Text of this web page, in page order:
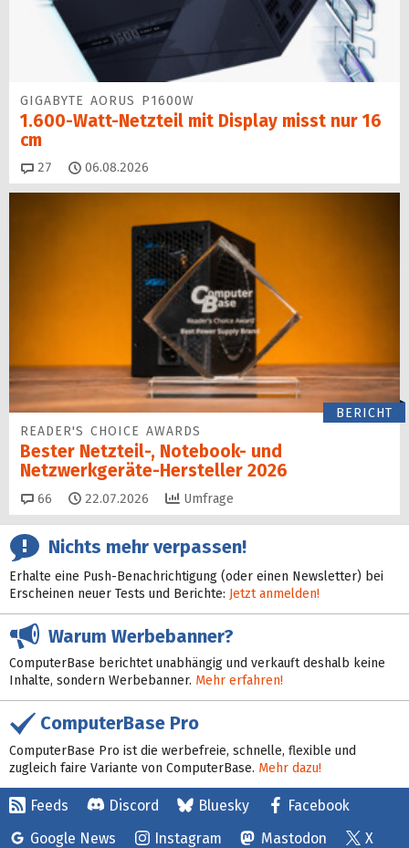
GIGABYTE AORUS P1600W
1.600-Watt-Netzteil mit Display misst nur 16
cm
27 Kommentare
06.08.2026
BERICHT
READER'S CHOICE AWARDS
Bester Netzteil-, Notebook- und
Netzwerkgeräte-Hersteller 2026
66 Kommentare
22.07.2026 Umfrage
Nichts mehr verpassen!
Erhalte eine Push-Benachrichtigung (oder einen Newsletter) bei
Erscheinen neuer Tests und Berichte: Jetzt anmelden!
Warum Werbebanner?
ComputerBase berichtet unabhängig und verkauft deshalb keine
Inhalte, sondern Werbebanner. Mehr erfahren!
ComputerBase Pro
ComputerBase Pro ist die werbefreie, schnelle, flexible und
zugleich faire Variante von ComputerBase. Mehr dazu!
Feeds Discord Bluesky
Facebook
Google News
Instagram Mastodon X